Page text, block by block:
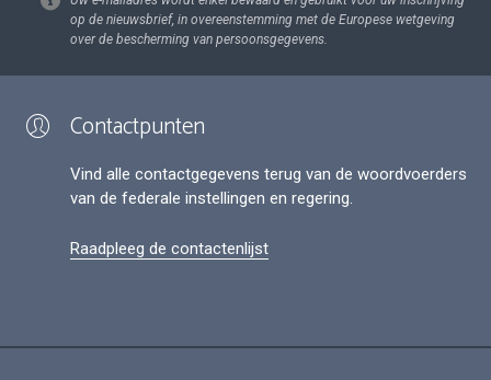
op de nieuwsbrief, in overeenstemming met de Europese wetgeving
over de bescherming van persoonsgegevens.
Contactpunten
Vind alle contactgegevens terug van de woordvoerders
van de federale instellingen en regering.
Raadpleeg de contactenlijst